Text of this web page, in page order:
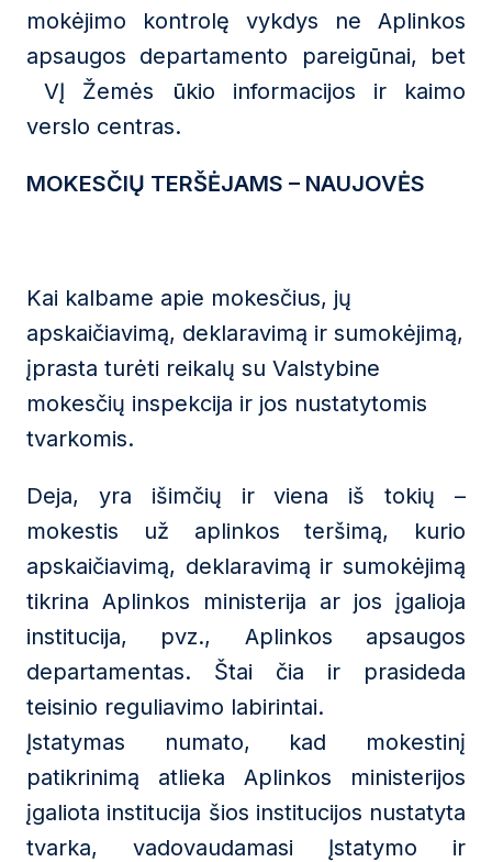
mokėjimo kontrolę vykdys ne Aplinkos
apsaugos departamento pareigūnai, bet
VĮ Žemės ūkio informacijos ir kaimo
verslo centras.
MOKESČIŲ TERŠĖJAMS – NAUJOVĖS
Kai kalbame apie mokesčius, jų
apskaičiavimą, deklaravimą ir sumokėjimą,
įprasta turėti reikalų su Valstybine
mokesčių inspekcija ir jos nustatytomis
tvarkomis.
Deja, yra išimčių ir viena iš tokių –
mokestis už aplinkos teršimą, kurio
apskaičiavimą, deklaravimą ir sumokėjimą
tikrina Aplinkos ministerija ar jos įgalioja
institucija, pvz., Aplinkos apsaugos
departamentas. Štai čia ir prasideda
teisinio reguliavimo labirintai.
Įstatymas numato, kad mokestinį
patikrinimą atlieka Aplinkos ministerijos
įgaliota institucija šios institucijos nustatyta
tvarka, vadovaudamasi Įstatymo ir